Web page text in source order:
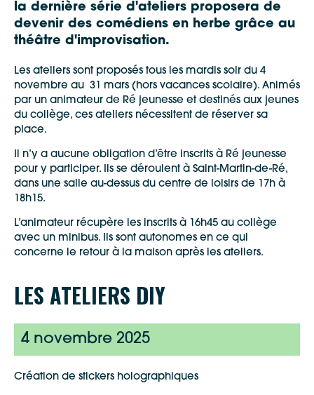
la dernière série d'ateliers proposera de
devenir des comédiens en herbe grâce au
théâtre d'improvisation.
Les ateliers sont proposés tous les mardis soir du 4
novembre au 31 mars (hors vacances scolaire). Animés
par un animateur de Ré jeunesse et destinés aux jeunes
du collège, ces ateliers nécessitent de réserver sa
place.
Il n’y a aucune obligation d’être inscrits à Ré jeunesse
pour y participer. Ils se déroulent à Saint-Martin-de-Ré,
dans une salle au-dessus du centre de loisirs de 17h à
18h15.
L’animateur récupère les inscrits à 16h45 au collège
avec un minibus. Ils sont autonomes en ce qui
concerne le retour à la maison après les ateliers.
LES ATELIERS DIY
4 novembre 2025
Création de stickers holographiques